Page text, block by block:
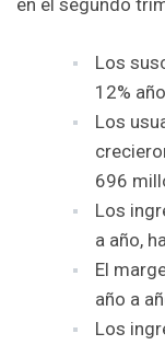
en el segundo
Los
12%
Los
696
Los
a año,
El
año a
Los